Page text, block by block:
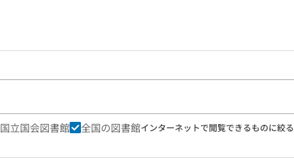
国立国会図書館 全国の図書館インターネットで閲覧できるものに絞る